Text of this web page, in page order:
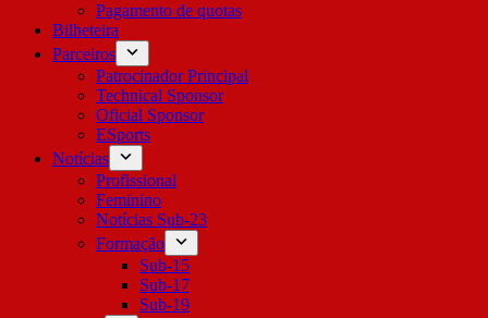
Pagamento de quotas
Bilheteira
Parceiros
Patrocinador Principal
Technical Sponsor
Oficial Sponsor
ESports
Notícias
Profissional
Feminino
Notícias Sub-23
Formação
Sub-15
Sub-17
Sub-19